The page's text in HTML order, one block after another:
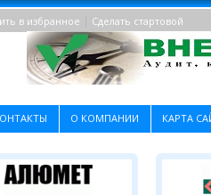
в избранное Сделать стартовой
О КОМПАНИИ КАРТА